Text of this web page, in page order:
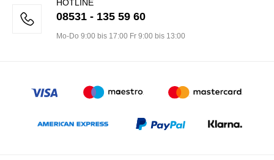
HOTLINE
08531 - 135 59 60
Mo-Do 9:00 bis 17:00 Fr 9:00 bis 13:00